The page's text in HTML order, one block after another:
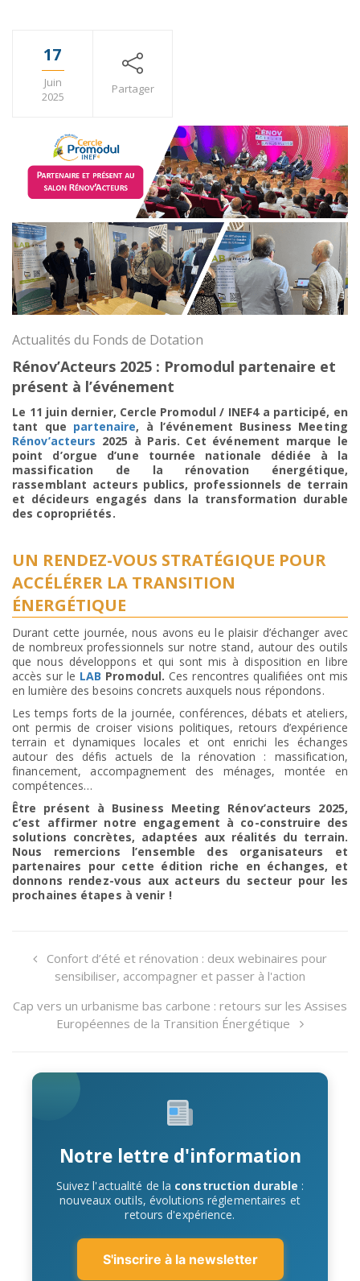
17
Juin
2025
Partager
Actualités du Fonds de Dotation
Rénov’Acteurs 2025 : Promodul partenaire et
présent à l’événement
Le 11 juin dernier, Cercle Promodul / INEF4 a participé, en
tant que partenaire, à l’événement Business Meeting
Rénov’acteurs 2025 à Paris. Cet événement marque le
point d’orgue d’une tournée nationale dédiée à la
massification de la rénovation énergétique,
rassemblant acteurs publics, professionnels de terrain
et décideurs engagés dans la transformation durable
des copropriétés.
UN RENDEZ-VOUS STRATÉGIQUE POUR
ACCÉLÉRER LA TRANSITION
ÉNERGÉTIQUE
Durant cette journée, nous avons eu le plaisir d’échanger avec
de nombreux professionnels sur notre stand, autour des outils
que nous développons et qui sont mis à disposition en libre
accès sur le LAB Promodul. Ces rencontres qualifiées ont mis
en lumière des besoins concrets auxquels nous répondons.
Les temps forts de la journée, conférences, débats et ateliers,
ont permis de croiser visions politiques, retours d’expérience
terrain et dynamiques locales et ont enrichi les échanges
autour des défis actuels de la rénovation : massification,
financement, accompagnement des ménages, montée en
compétences…
Être présent à Business Meeting Rénov’acteurs 2025,
c’est affirmer notre engagement à co-construire des
solutions concrètes, adaptées aux réalités du terrain.
Nous remercions l’ensemble des organisateurs et
partenaires pour cette édition riche en échanges, et
donnons rendez-vous aux acteurs du secteur pour les
prochaines étapes à venir !
Confort d’été et rénovation : deux webinaires pour
sensibiliser, accompagner et passer à l'action
Cap vers un urbanisme bas carbone : retours sur les Assises
Européennes de la Transition Énergétique
Notre lettre d'information
Suivez l'actualité de la construction durable :
nouveaux outils, évolutions réglementaires et
retours d'expérience.
S'inscrire à la newsletter